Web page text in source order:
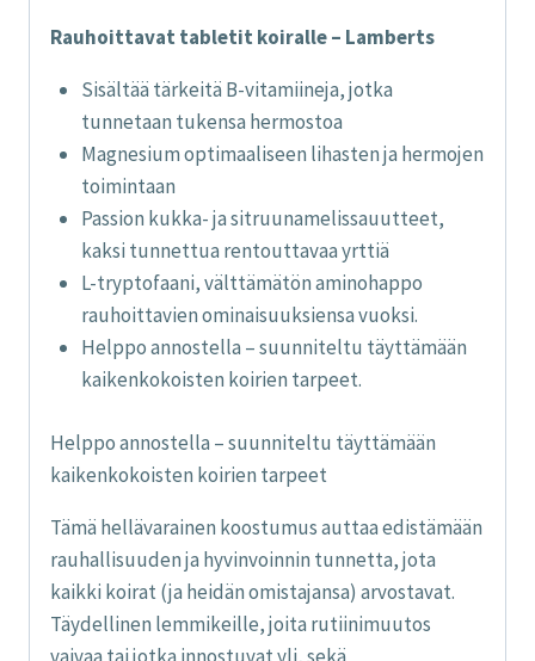
Rauhoittavat tabletit koiralle – Lamberts
Sisältää tärkeitä B-vitamiineja, jotka
tunnetaan tukensa hermostoa
Magnesium optimaaliseen lihasten ja hermojen
toimintaan
Passion kukka- ja sitruunamelissauutteet,
kaksi tunnettua rentouttavaa yrttiä
L-tryptofaani, välttämätön aminohappo
rauhoittavien ominaisuuksiensa vuoksi.
Helppo annostella – suunniteltu täyttämään
kaikenkokoisten koirien tarpeet.
Helppo annostella – suunniteltu täyttämään
kaikenkokoisten koirien tarpeet
Tämä hellävarainen koostumus auttaa edistämään
rauhallisuuden ja hyvinvoinnin tunnetta, jota
kaikki koirat (ja heidän omistajansa) arvostavat.
Täydellinen lemmikeille, joita rutiinimuutos